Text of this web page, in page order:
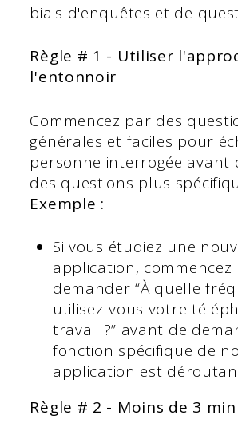
biais d'enquêtes et de
Règle # 1 - Utiliser
l'entonnoir
Commencez par des
générales et faciles pour
personne interrogée avant
des questions plus
Exemple :
Si vous étudiez une
application, commencez
demander “À quelle
utilisez-vous votre
travail ?” avant de
fonction spécifique de
application est
Règle # 2 - Moins de 3